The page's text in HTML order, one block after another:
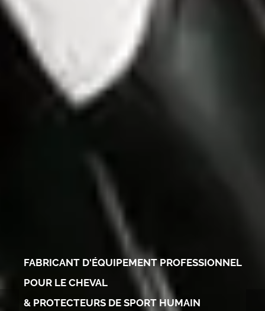
FABRICANT D'ÉQUIPEMENT PROFESSIONNEL
POUR LE CHEVAL
& PROTECTEURS DE SPORT HUMAIN